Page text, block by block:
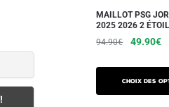
la
page
produit
MAILLOT PSG
2025 2026 2
94.90€
Le
était :
49.90€Le
Choix des
Ce
produit